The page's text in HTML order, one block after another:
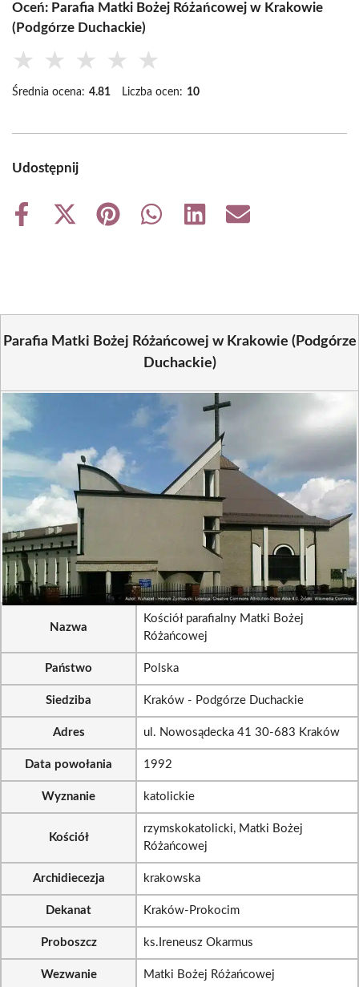
Oceń: Parafia Matki Bożej Różańcowej w Krakowie
(Podgórze Duchackie)
★ ★ ★ ★ ★
Średnia ocena: 4.81 Liczba ocen: 10
Udostępnij
Share
Share
Share
Share
Share
Share
Parafia Matki Bożej Różańcowej w Krakowie (Podgórze
Duchackie)
Nazwa
Kościół parafialny Matki Bożej
Różańcowej
Państwo Polska
Siedziba Kraków - Podgórze Duchackie
Adres ul. Nowosądecka 41 30-683 Kraków
Data powołania 1992
Wyznanie katolickie
Kościół
rzymskokatolicki, Matki Bożej
Różańcowej
Archidiecezja krakowska
Dekanat Kraków-Prokocim
Proboszcz ks.Ireneusz Okarmus
Wezwanie Matki Bożej Różańcowej